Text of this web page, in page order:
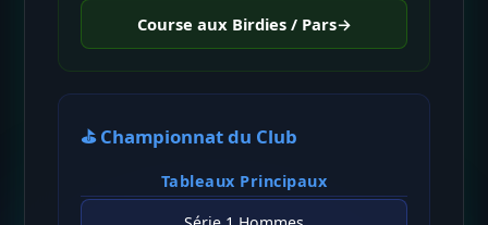
Course aux Birdies / Pars→
⛳ Championnat du Club
Tableaux Principaux